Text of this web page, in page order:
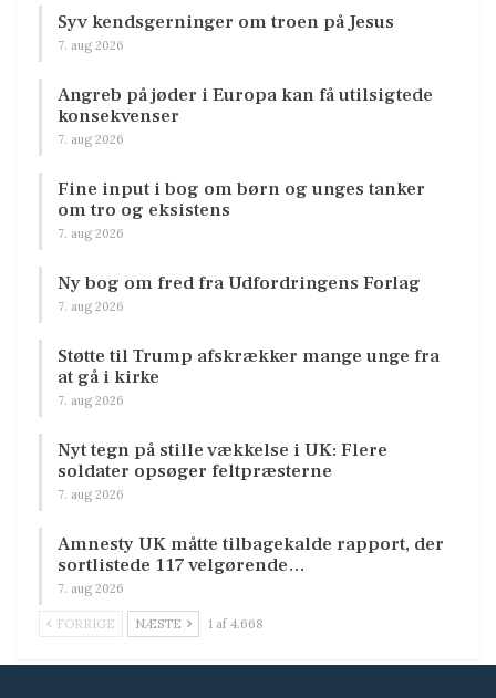
Syv kendsgerninger om troen på Jesus
7. aug 2026
Angreb på jøder i Europa kan få utilsigtede
konsekvenser
7. aug 2026
Fine input i bog om børn og unges tanker
om tro og eksistens
7. aug 2026
Ny bog om fred fra Udfordringens Forlag
7. aug 2026
Støtte til Trump afskrækker mange unge fra
at gå i kirke
7. aug 2026
Nyt tegn på stille vækkelse i UK: Flere
soldater opsøger feltpræsterne
7. aug 2026
Amnesty UK måtte tilbagekalde rapport, der
sortlistede 117 velgørende…
7. aug 2026
FORRIGE NÆSTE 1 af 4.668